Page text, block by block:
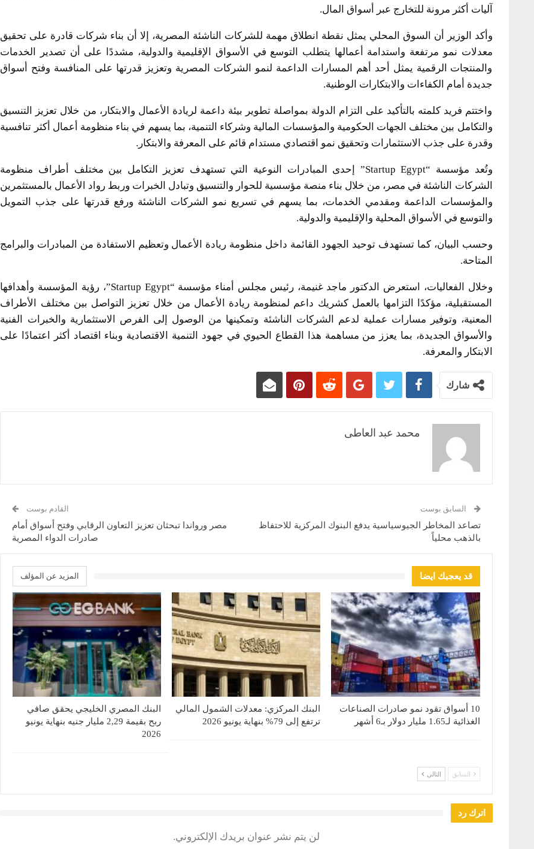
آليات أكثر مرونة للتخارج عبر أسواق المال.
وأكد الوزير أن السوق المحلي يمثل نقطة انطلاق مهمة للشركات الناشئة المصرية، إلا أن بناء شركات قادرة على تحقيق
معدلات نمو مرتفعة واستدامة أعمالها يتطلب التوسع في الأسواق الإقليمية والدولية، مشددًا على أن تصدير الخدمات
والمنتجات الرقمية يمثل أحد أهم المسارات الداعمة لنمو الشركات المصرية وتعزيز قدرتها على المنافسة وفتح أسواق
جديدة أمام الكفاءات والابتكارات الوطنية.
واختتم فريد كلمته بالتأكيد على التزام الدولة بمواصلة تطوير بيئة داعمة لريادة الأعمال والابتكار، من خلال تعزيز التنسيق
والتكامل بين مختلف الجهات الحكومية والمؤسسات المالية وشركاء التنمية، بما يسهم في بناء منظومة أعمال أكثر تنافسية
وقدرة على جذب الاستثمارات وتحقيق نمو اقتصادي مستدام قائم على المعرفة والابتكار.
وتُعد مؤسسة “Startup Egypt” إحدى المبادرات النوعية التي تستهدف تعزيز التكامل بين مختلف أطراف منظومة
الشركات الناشئة في مصر، من خلال بناء منصة مؤسسية للحوار والتنسيق وتبادل الخبرات وربط رواد الأعمال بالمستثمرين
والمؤسسات الداعمة ومقدمي الخدمات، بما يسهم في تسريع نمو الشركات الناشئة ورفع قدرتها على جذب التمويل
والتوسع في الأسواق المحلية والإقليمية والدولية.
وحسب البيان، كما تستهدف توحيد الجهود القائمة داخل منظومة ريادة الأعمال وتعظيم الاستفادة من المبادرات والبرامج
المتاحة.
وخلال الفعاليات، استعرض الدكتور ماجد غنيمة، رئيس مجلس أمناء مؤسسة “Startup Egypt”، رؤية المؤسسة وأهدافها
المستقبلية، مؤكدًا التزامها بالعمل كشريك داعم لمنظومة ريادة الأعمال من خلال تعزيز التواصل بين مختلف الأطراف
المعنية، وتوفير مسارات عملية لدعم الشركات الناشئة وتمكينها من الوصول إلى الفرص الاستثمارية والخبرات الفنية
والأسواق الجديدة، بما يعزز من مساهمة هذا القطاع الحيوي في جهود التنمية الاقتصادية وبناء اقتصاد أكثر اعتمادًا على
الابتكار والمعرفة.
شارك
محمد عبد العاطى
السابق بوست
تصاعد المخاطر الجيوسياسية يدفع البنوك المركزية للاحتفاظ
بالذهب محلياً
القادم بوست
مصر ورواندا تبحثان تعزيز التعاون الرقابي وفتح أسواق أمام
صادرات الدواء المصرية
قد يعجبك ايضا المزيد عن المؤلف
10 أسواق تقود نمو صادرات الصناعات
الغذائية لـ1.65 مليار دولار بـ6 أشهر
البنك المركزي: معدلات الشمول المالي
ترتفع إلى 79% بنهاية يونيو 2026
البنك المصري الخليجي يحقق صافي
ربح بقيمة 2,29 مليار جنيه بنهاية يونيو
2026
السابق التالي
اترك رد
لن يتم نشر عنوان بريدك الإلكتروني.